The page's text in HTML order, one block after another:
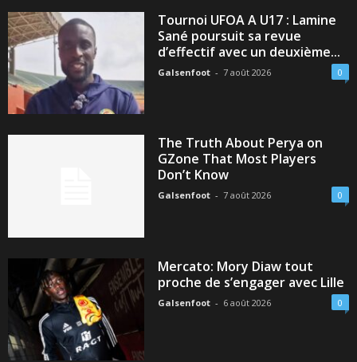
Tournoi UFOA A U17 : Lamine
Sané poursuit sa revue
d’effectif avec un deuxième...
Galsenfoot - 7 août 2026 0
The Truth About Perya on
GZone That Most Players
Don’t Know
Galsenfoot - 7 août 2026 0
Mercato: Mory Diaw tout
proche de s’engager avec Lille
Galsenfoot - 6 août 2026 0